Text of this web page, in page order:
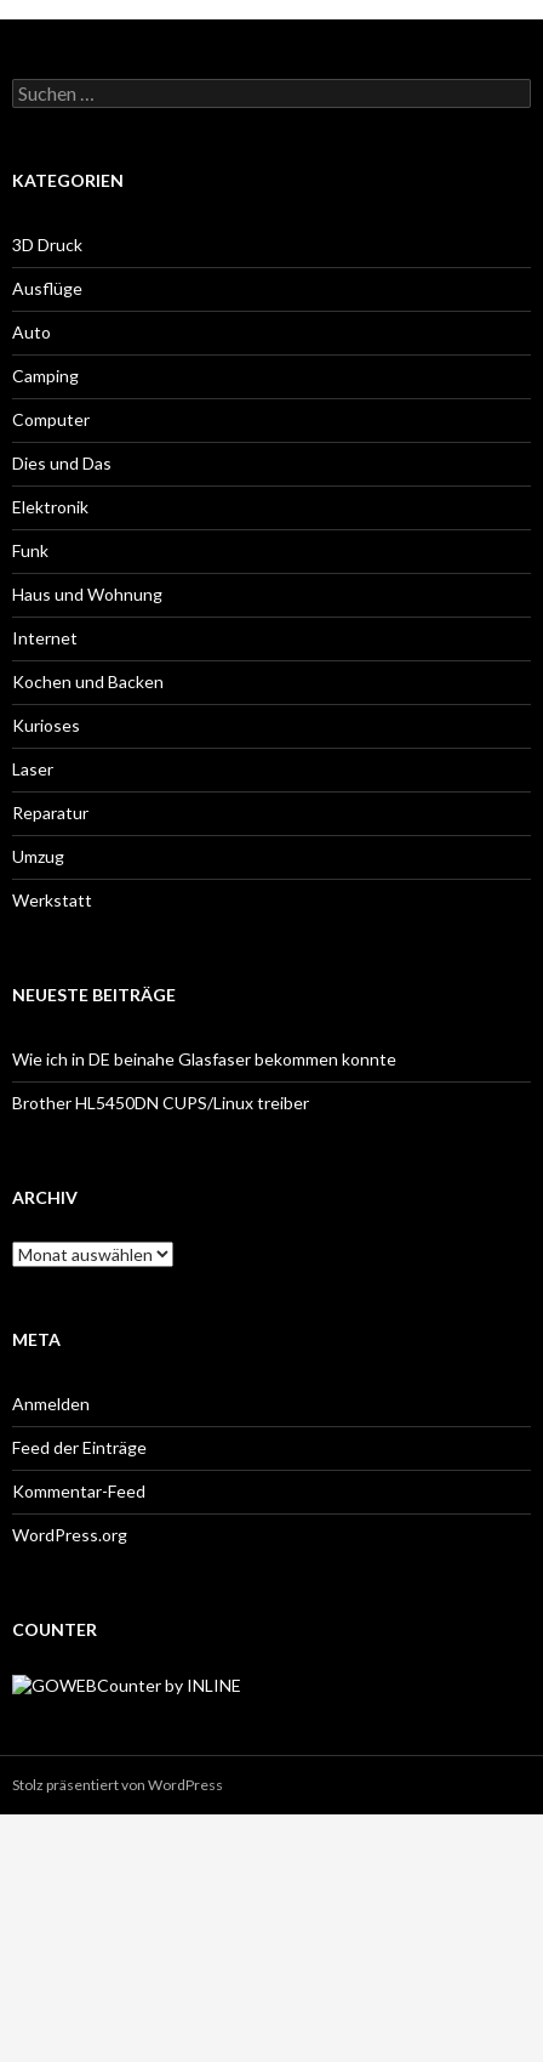
Suche
nach:
KATEGORIEN
3D Druck
Ausflüge
Auto
Camping
Computer
Dies und Das
Elektronik
Funk
Haus und Wohnung
Internet
Kochen und Backen
Kurioses
Laser
Reparatur
Umzug
Werkstatt
NEUESTE BEITRÄGE
Wie ich in DE beinahe Glasfaser bekommen konnte
Brother HL5450DN CUPS/Linux treiber
ARCHIV
Archiv
META
Anmelden
Feed der Einträge
Kommentar-Feed
WordPress.org
COUNTER
Stolz präsentiert von WordPress